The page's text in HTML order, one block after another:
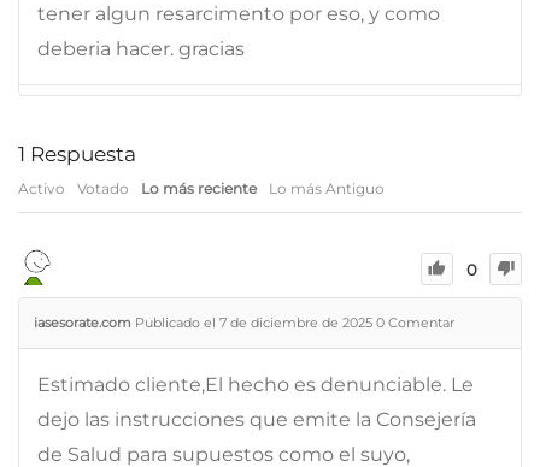
tener algun resarcimento por eso, y como
deberia hacer. gracias
1 Respuesta
Activo Votado Lo más reciente Lo más Antiguo
0
iasesorate.com Publicado el 7 de diciembre de 2025 0 Comentar
Estimado cliente,El hecho es denunciable. Le
dejo las instrucciones que emite la Consejería
de Salud para supuestos como el suyo,